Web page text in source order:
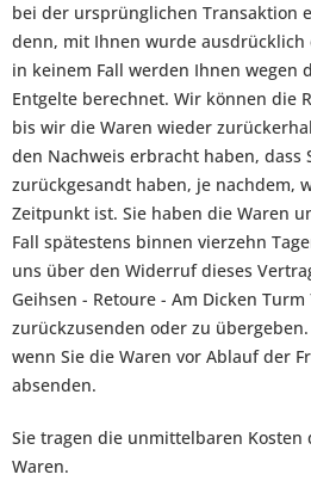
bei der ursprünglichen Transaktion
denn, mit Ihnen wurde ausdrücklich
in keinem Fall werden Ihnen wegen
Entgelte berechnet. Wir können die
bis wir die Waren wieder
den Nachweis erbracht haben, dass
zurückgesandt haben, je nachdem,
Zeitpunkt ist. Sie haben die Waren
Fall spätestens binnen vierzehn
uns über den Widerruf dieses
Geihsen - Retoure - Am Dicken
zurückzusenden oder zu
wenn Sie die Waren vor Ablauf der
absenden.
Sie tragen die unmittelbaren Kosten
Waren.